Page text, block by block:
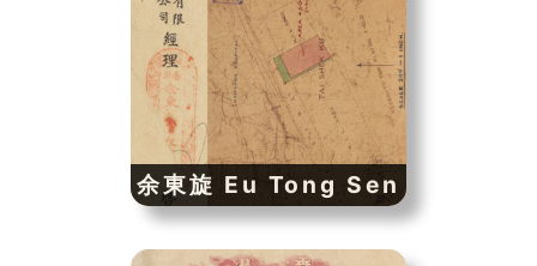
余東旋 Eu Tong Sen